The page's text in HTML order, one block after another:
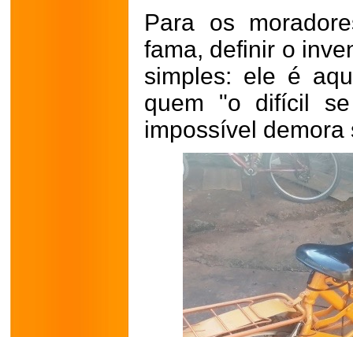
Para os
fama, definir o
simples: ele é
quem "o difícil
impossível